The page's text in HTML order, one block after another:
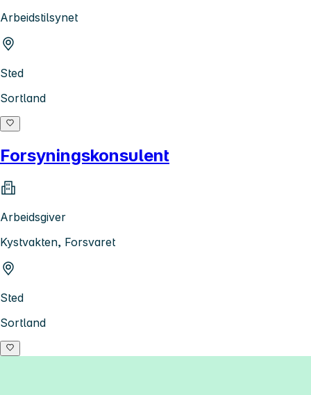
Arbeidstilsynet
Sted
Sortland
Forsyningskonsulent
Arbeidsgiver
Kystvakten, Forsvaret
Sted
Sortland